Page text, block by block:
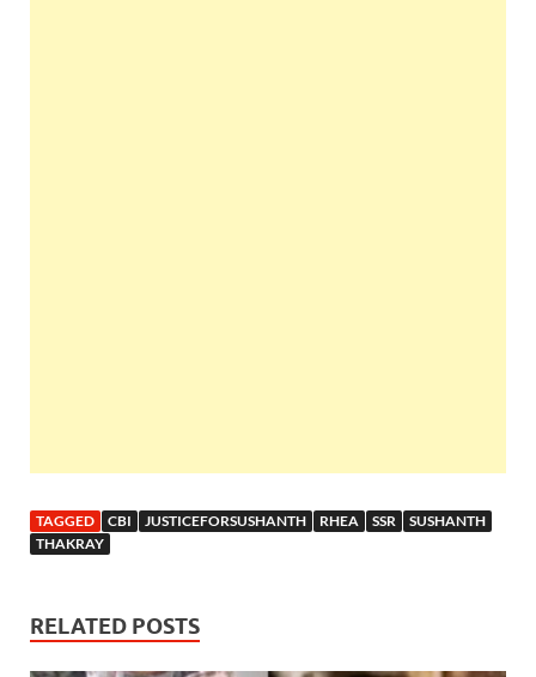
TAGGED CBI JUSTICEFORSUSHANTH RHEA SSR
SUSHANTH
THAKRAY
RELATED POSTS